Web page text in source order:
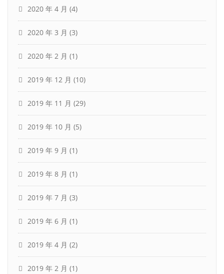
2020 年 4 月 (4)
2020 年 3 月 (3)
2020 年 2 月 (1)
2019 年 12 月 (10)
2019 年 11 月 (29)
2019 年 10 月 (5)
2019 年 9 月 (1)
2019 年 8 月 (1)
2019 年 7 月 (3)
2019 年 6 月 (1)
2019 年 4 月 (2)
2019 年 2 月 (1)